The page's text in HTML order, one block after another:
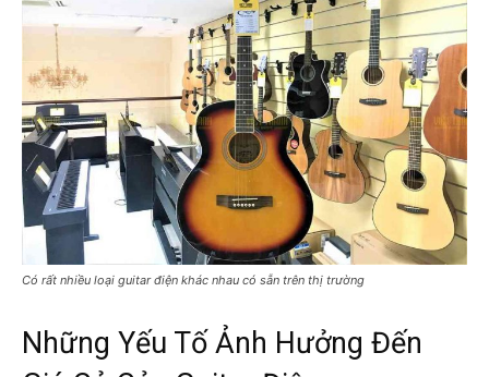
Có rất nhiều loại guitar điện khác nhau có sẵn trên thị trường
Những Yếu Tố Ảnh Hưởng Đến